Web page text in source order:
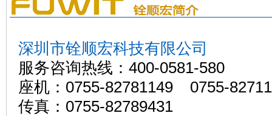
深圳市铨顺宏科技有限公司
服务咨询热线：400-0581-580
座机：0755-82781149 0755-
传真：0755-82789431